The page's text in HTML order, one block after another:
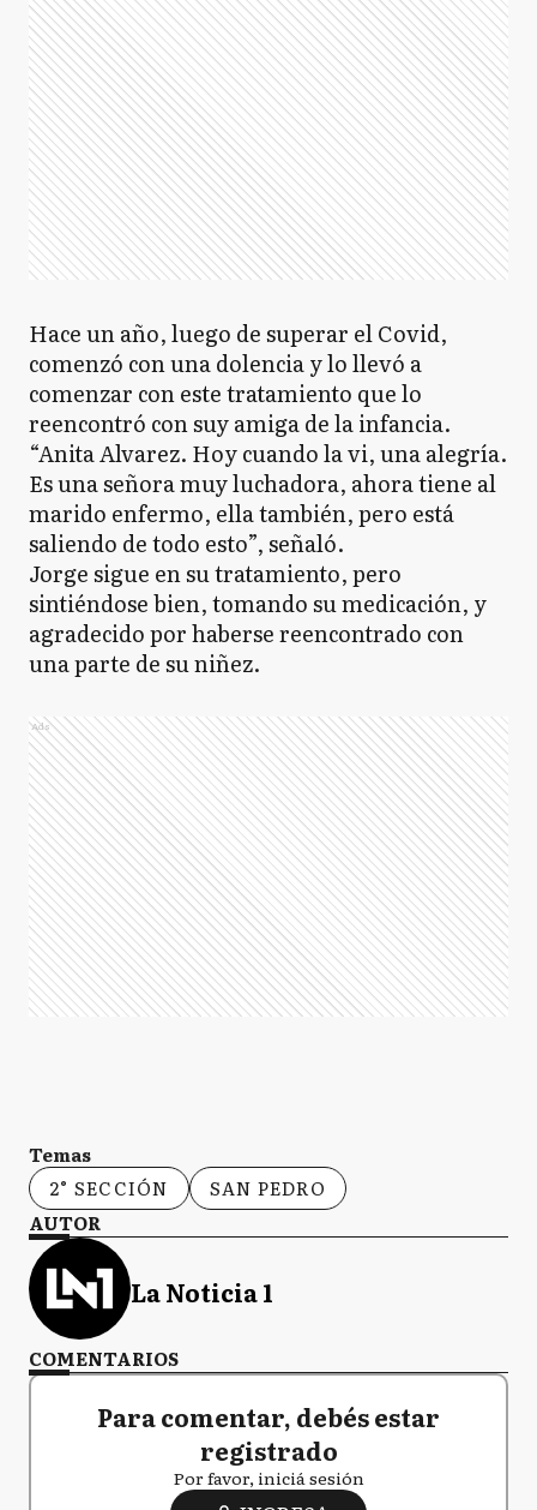
Hace un año, luego de superar el Covid,
comenzó con una dolencia y lo llevó a
comenzar con este tratamiento que lo
reencontró con suy amiga de la infancia.
“Anita Alvarez. Hoy cuando la vi, una alegría.
Es una señora muy luchadora, ahora tiene al
marido enfermo, ella también, pero está
saliendo de todo esto”, señaló.
Jorge sigue en su tratamiento, pero
sintiéndose bien, tomando su medicación, y
agradecido por haberse reencontrado con
una parte de su niñez.
Ads
Temas
2° SECCIÓN
SAN PEDRO
AUTOR
La Noticia 1
COMENTARIOS
Para comentar, debés estar
registrado
Por favor, iniciá sesión